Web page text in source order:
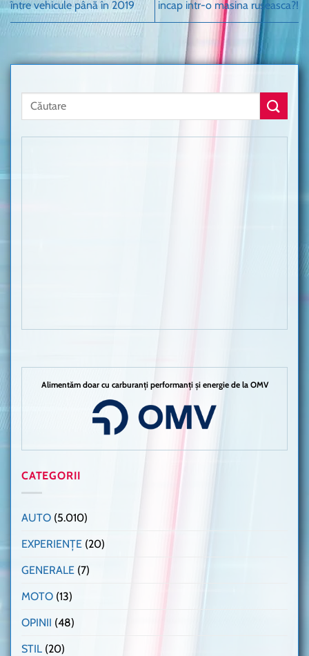
între vehicule până în 2019 incap intr-o masina ruseasca?!
Alimentăm doar cu carburanți performanți și energie de la OMV
CATEGORII
AUTO (5.010)
EXPERIENȚE (20)
GENERALE (7)
MOTO (13)
OPINII (48)
STIL (20)